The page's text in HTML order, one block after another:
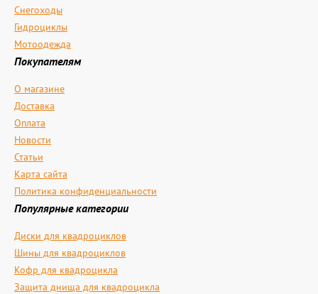
Снегоходы
Гидроциклы
Мотоодежда
Покупателям
О магазине
Доставка
Оплата
Новости
Статьи
Карта сайта
Политика конфиденциальности
Популярные категории
Диски для квадроциклов
Шины для квадроциклов
Кофр для квадроцикла
Защита днища для квадроцикла